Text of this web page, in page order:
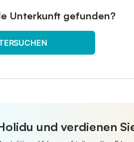
Unterkunft gefunden?
und verdienen